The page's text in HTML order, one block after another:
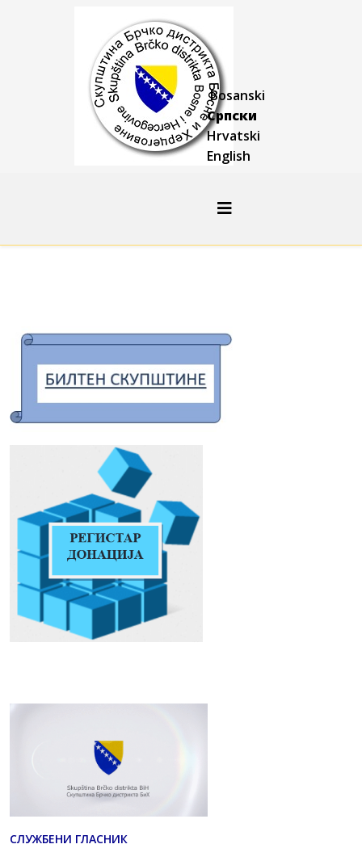
Bosanski
Српски
Hrvatski
English
СЛУЖБЕНИ ГЛАСНИК